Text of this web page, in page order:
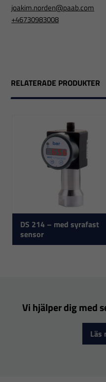
joakim.norden@paab.com
+46730983008
RELATERADE PRODUKTER
DS 214 – med syrafast
sensor
Vi hjälper dig med
Läs